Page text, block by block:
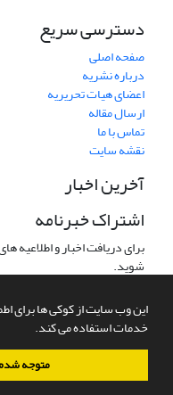
این وب سایت از کوکی ها برای
خدمات استفاده می کند.
متوجه
دسترسی سریع
صفحه اصلی
درباره نشریه
اعضای هیات تحریریه
ارسال مقاله
تماس با ما
نقشه سایت
آخرین اخبار
اشتراک خبرنامه
برای دریافت اخبار و
شوید.
سامانه مدیریت نشریات علمی.